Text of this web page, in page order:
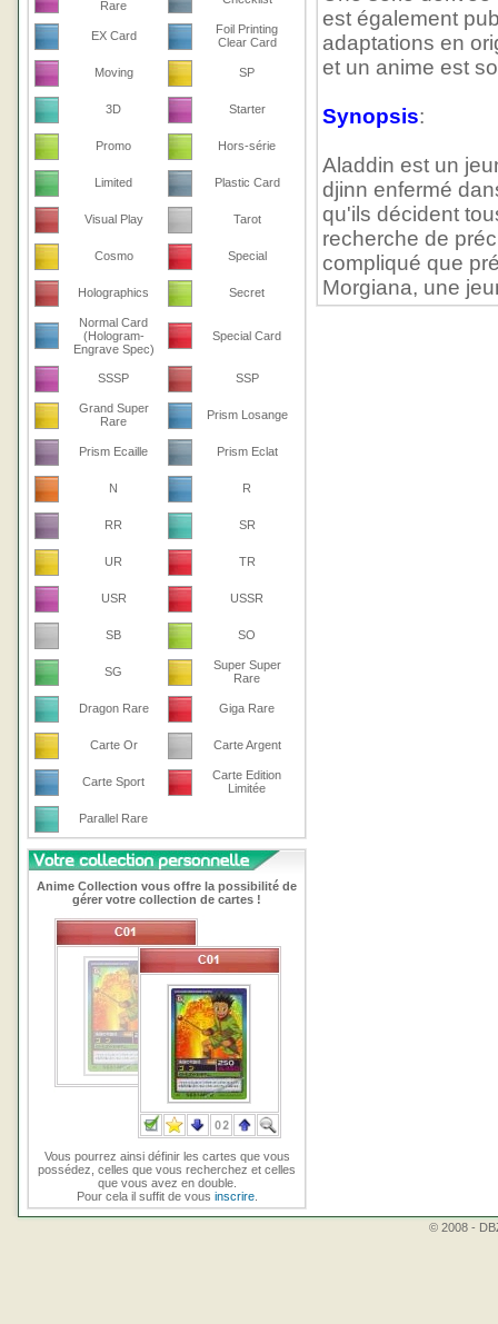
Rare
EX Card
Foil Printing
Clear Card
Moving SP
3D Starter
Promo Hors-série
Limited Plastic Card
Visual Play Tarot
Cosmo Special
Holographics Secret
Normal Card
(Hologram-
Engrave Spec)
Special Card
SSSP SSP
Grand Super
Rare
Prism Losange
Prism Ecaille Prism Eclat
N R
RR SR
UR TR
USR USSR
SB SO
SG
Super Super
Rare
Dragon Rare Giga Rare
Carte Or Carte Argent
Carte Sport
Carte Edition
Limitée
Parallel Rare
Anime Collection vous offre la possibilité de
gérer votre collection de cartes !
Vous pourrez ainsi définir les cartes que vous
possédez, celles que vous recherchez et celles
que vous avez en double.
Pour cela il suffit de vous inscrire.
est également
adaptations en
et un anime est
Synopsis:
Aladdin est un
djinn enfermé
qu'ils décident
recherche de
compliqué que
Morgiana, une
© 2008 -